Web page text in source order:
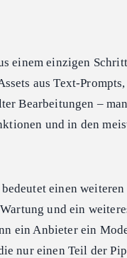
einem einzigen
aus Text-Prompts,
Bearbeitungen –
und in den
einen
und ein
ein Anbieter ein
nur einen Teil der